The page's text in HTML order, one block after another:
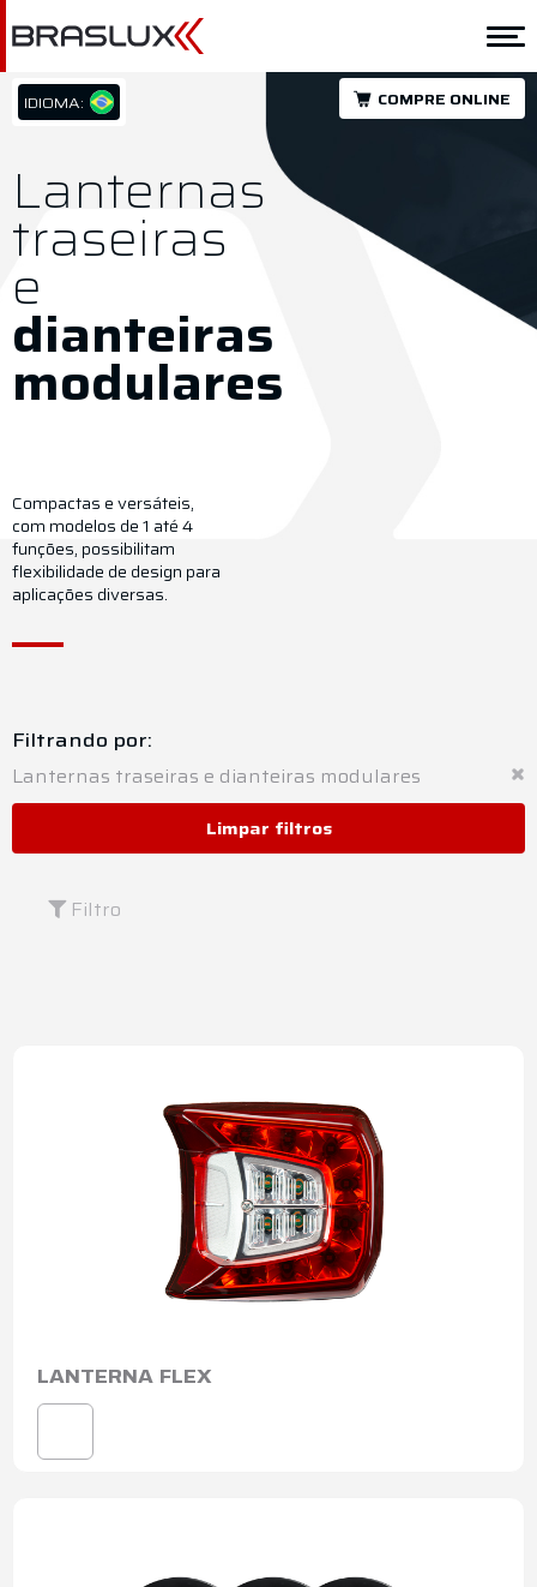
Home
A Braslux
Aplicação
Nosso propósito
Downloads
Representantes
IDIOMA:
PT/BR
ES/ES
COMPRE ONLINE
Lanternas
traseiras
e
dianteiras
modulares
Compactas e versáteis,
com modelos de 1 até 4
funções, possibilitam
flexibilidade de design para
aplicações diversas.
Filtrando por:
Lanternas traseiras e dianteiras modulares
Limpar filtros
Filtro
LANTERNA FLEX